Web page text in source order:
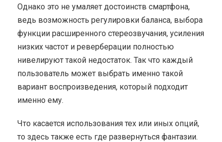
Однако это не умаляет достоинств смартфона,
ведь возможность регулировки баланса, выбора
функции расширенного стереозвучания, усиления
низких частот и реверберации полностью
нивелируют такой недостаток. Так что каждый
пользователь может выбрать именно такой
вариант воспроизведения, который подходит
именно ему.
Что касается использования тех или иных опций,
то здесь также есть где развернуться фантазии.